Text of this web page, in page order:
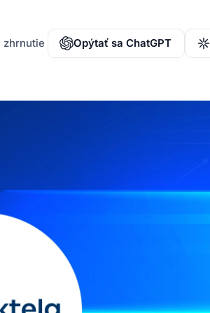
zhrnutie Opýtať sa ChatGPT